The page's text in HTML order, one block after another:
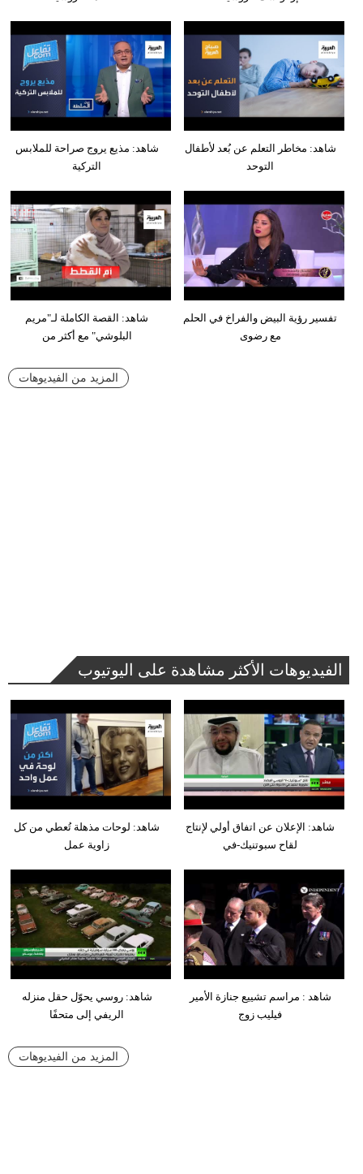
شاهد: مذيع يروج صراحة للملابس
التركية
شاهد: مخاطر التعلم عن بُعد لأطفال
التوحد
شاهد: القصة الكاملة لـ"مريم
البلوشي" مع أكثر من
تفسير رؤية البيض والفراخ في الحلم
مع رضوى
المزيد من الفيديوهات
الفيديوهات الأكثر مشاهدة على اليوتيوب
شاهد: لوحات مذهلة تُعطي من كل
زاوية عمل
شاهد: الإعلان عن اتفاق أولي لإنتاج
لقاح سبوتنيك-في
شاهد: روسي يحوّل حقل منزله
الريفي إلى متحفًا
شاهد : مراسم تشييع جنازة الأمير
فيليب زوج
المزيد من الفيديوهات